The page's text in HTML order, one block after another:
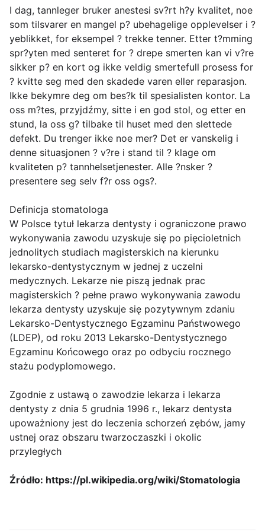
I dag, tannleger bruker anestesi sv?rt h?y kvalitet, noe
som tilsvarer en mangel p? ubehagelige opplevelser i ?
yeblikket, for eksempel ? trekke tenner. Etter t?mming
spr?yten med senteret for ? drepe smerten kan vi v?re
sikker p? en kort og ikke veldig smertefull prosess for
? kvitte seg med den skadede varen eller reparasjon.
Ikke bekymre deg om bes?k til spesialisten kontor. La
oss m?tes, przyjdźmy, sitte i en god stol, og etter en
stund, la oss g? tilbake til huset med den slettede
defekt. Du trenger ikke noe mer? Det er vanskelig i
denne situasjonen ? v?re i stand til ? klage om
kvaliteten p? tannhelsetjenester. Alle ?nsker ?
presentere seg selv f?r oss ogs?.
Definicja stomatologa
W Polsce tytuł lekarza dentysty i ograniczone prawo
wykonywania zawodu uzyskuje się po pięcioletnich
jednolitych studiach magisterskich na kierunku
lekarsko-dentystycznym w jednej z uczelni
medycznych. Lekarze nie piszą jednak prac
magisterskich ? pełne prawo wykonywania zawodu
lekarza dentysty uzyskuje się pozytywnym zdaniu
Lekarsko-Dentystycznego Egzaminu Państwowego
(LDEP), od roku 2013 Lekarsko-Dentystycznego
Egzaminu Końcowego oraz po odbyciu rocznego
stażu podyplomowego.
Zgodnie z ustawą o zawodzie lekarza i lekarza
dentysty z dnia 5 grudnia 1996 r., lekarz dentysta
upoważniony jest do leczenia schorzeń zębów, jamy
ustnej oraz obszaru twarzoczaszki i okolic
przyległych
Źródło: https://pl.wikipedia.org/wiki/Stomatologia